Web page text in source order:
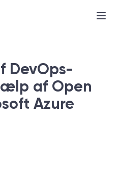
DevOps-
af Open
Azure
hvad du
brug for?